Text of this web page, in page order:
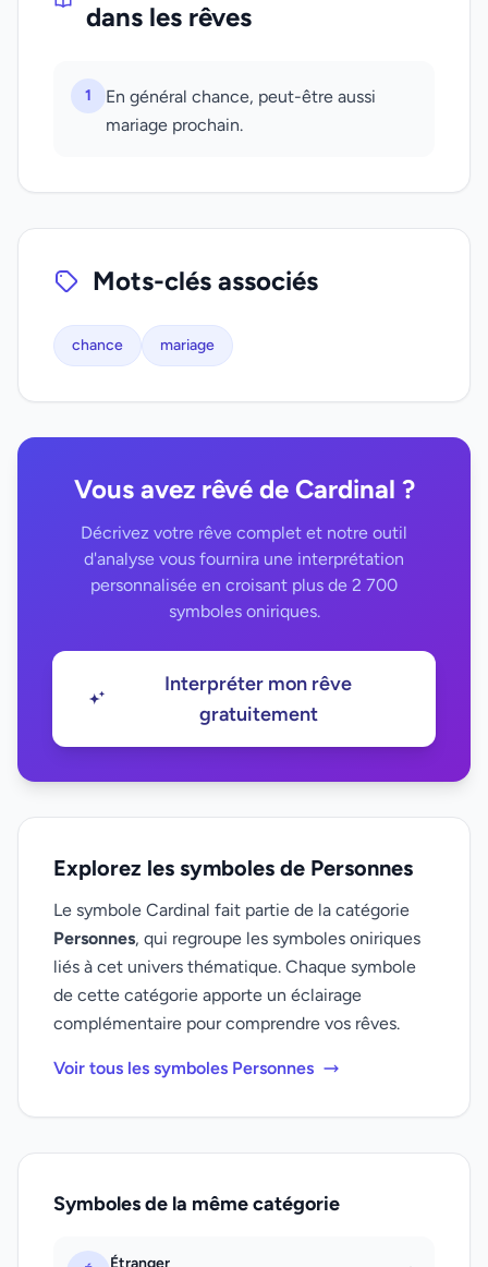
dans les rêves
1
En général chance, peut-être aussi
mariage prochain.
Mots-clés associés
chance mariage
Vous avez rêvé de Cardinal ?
Décrivez votre rêve complet et notre outil
d'analyse vous fournira une interprétation
personnalisée en croisant plus de 2 700
symboles oniriques.
Interpréter mon rêve
gratuitement
Explorez les symboles de Personnes
Le symbole Cardinal fait partie de la catégorie
Personnes, qui regroupe les symboles oniriques
liés à cet univers thématique. Chaque symbole
de cette catégorie apporte un éclairage
complémentaire pour comprendre vos rêves.
Voir tous les symboles Personnes
Symboles de la même catégorie
Étranger